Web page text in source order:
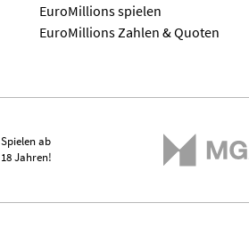
EuroMillions spielen
EuroMillions Zahlen & Quoten
Spielen ab
18 Jahren!